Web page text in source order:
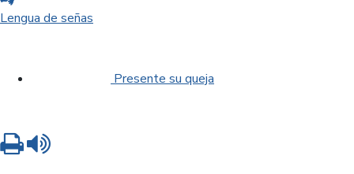
Lengua de señas
Presente su queja
Imprimir